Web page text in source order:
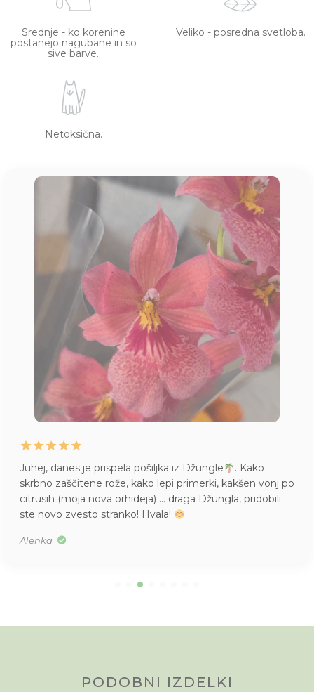
Srednje - ko korenine
postanejo nagubane in so
sive barve.
Veliko - posredna svetloba.
Netoksična.
Juhej, danes je prispela pošiljka iz Džungle
. Kako
skrbno zaščitene rože, kako lepi primerki, kakšen vonj po
citrusih (moja nova orhideja) … draga Džungla, pridobili
ste novo zvesto stranko! Hvala!
Alenka
PODOBNI IZDELKI